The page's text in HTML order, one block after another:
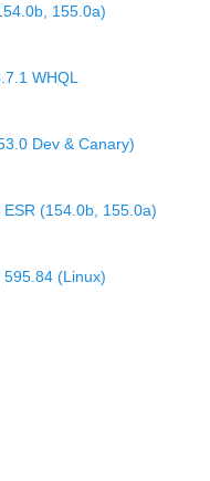
155.0a)
WHQL
Dev & Canary)
(154.0b, 155.0a)
(Linux)